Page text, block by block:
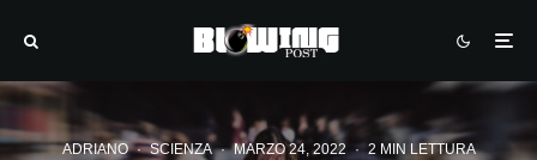
ADRIANO · SCIENZA · MARZO 24, 2022 · 2 MIN LETTURA